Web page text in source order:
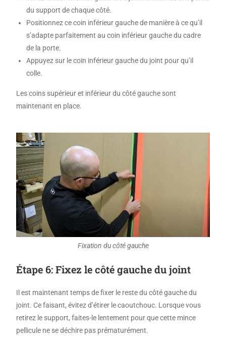
du support de chaque côté.
Positionnez ce coin inférieur gauche de manière à ce qu’il
s’adapte parfaitement au coin inférieur gauche du cadre
de la porte.
Appuyez sur le coin inférieur gauche du joint pour qu’il
colle.
Les coins supérieur et inférieur du côté gauche sont
maintenant en place.
Fixation du côté gauche
Étape 6: Fixez le côté gauche du joint
Il est maintenant temps de fixer le reste du côté gauche du
joint. Ce faisant, évitez d’étirer le caoutchouc. Lorsque vous
retirez le support, faites-le lentement pour que cette mince
pellicule ne se déchire pas prématurément.